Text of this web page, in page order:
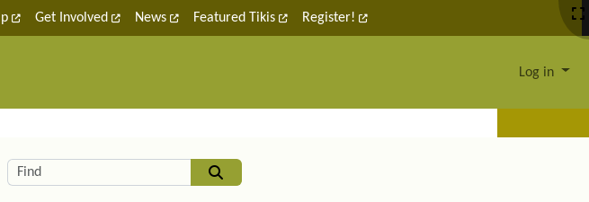
Get Involved News Featured Tikis Register!
Log in
Find